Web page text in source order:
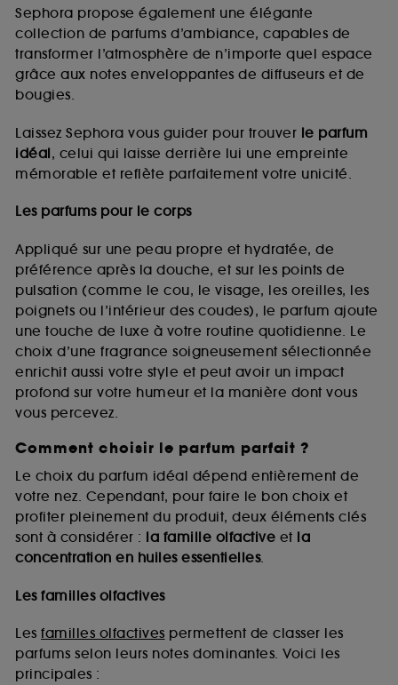
Sephora propose également une élégante
collection de parfums d’ambiance, capables de
transformer l’atmosphère de n’importe quel espace
grâce aux notes enveloppantes de diffuseurs et de
bougies.
Laissez Sephora vous guider pour trouver le parfum
idéal, celui qui laisse derrière lui une empreinte
mémorable et reflète parfaitement votre unicité.
Les parfums pour le corps
Appliqué sur une peau propre et hydratée, de
préférence après la douche, et sur les points de
pulsation (comme le cou, le visage, les oreilles, les
poignets ou l’intérieur des coudes), le parfum ajoute
une touche de luxe à votre routine quotidienne. Le
choix d’une fragrance soigneusement sélectionnée
enrichit aussi votre style et peut avoir un impact
profond sur votre humeur et la manière dont vous
vous percevez.
Comment choisir le parfum parfait ?
Le choix du parfum idéal dépend entièrement de
votre nez. Cependant, pour faire le bon choix et
profiter pleinement du produit, deux éléments clés
sont à considérer : la famille olfactive et la
concentration en huiles essentielles.
Les familles olfactives
Les familles olfactives permettent de classer les
parfums selon leurs notes dominantes. Voici les
principales :
de vous plaire via des publicités, y compris sur des
sites tiers et sur les réseaux sociaux, sur la base
des pages que vous avez consultées, de votre
navigation, et de l'historique de vos interactions.
d’en améliorer la performance.
Cookies de sécurisation des paiements en ligne :
fraudes aux moyens de paiement et les
usurpations d’identité.
Cookies fonctionnels :il s’agit de cookies
permettant l’affichage et/ou la fourniture de
certaines fonctionnalités du site, tel que les
cookies d’authentification qui sont utilisés afin de
vous faire bénéficier de l’authentification
prolongée vous permettant d’accéder à votre
compte lors de votre prochaine visite sur le site
sans saisir à nouveau votre identifiant et mot de
passe.
A l'exception des cookies techniques, le dépôt et la
lecture de ces traceurs requiert votre accord. Vous
pouvez personnaliser vos choix concernant le dépôt
de ces cookies grâce au bouton "personnaliser mes
choix" ci-dessous ou décider de "tout accepter".
Sephora pourra associer les informations de
navigation collectées par ces Cookies, pour les
collectées ou générées lors de votre activité en ligne
sur "continuer sans accepter". Voous pouvez à tout
moment choisir de retirer votrte consentement. Si vous
souhaitez obtenir plus d'information sur les cookies
utilisés, cliquez